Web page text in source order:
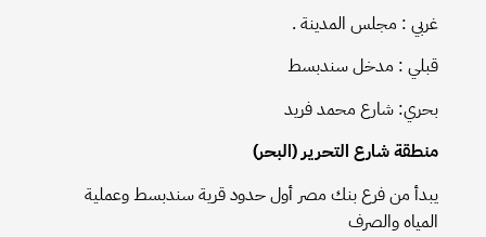
غربي : مجلس المدينة .
قبلي : مدخل سندبسط
بحري: شارع محمد فريد
منطقة شارع التحرير (البحر)
يبدأ من فرع بنك مصر أول حدود قرية سندبسط وعملية
المياه والصرف